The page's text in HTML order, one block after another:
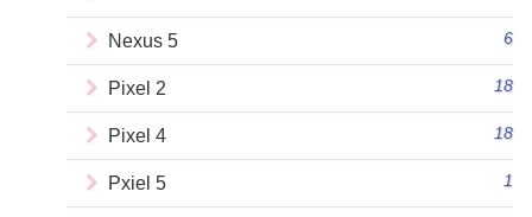
Nexus 5 6
Pixel 2 18
Pixel 4 18
Pxiel 5 1